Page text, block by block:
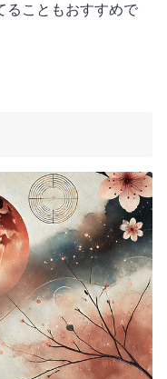
ることもおすすめで